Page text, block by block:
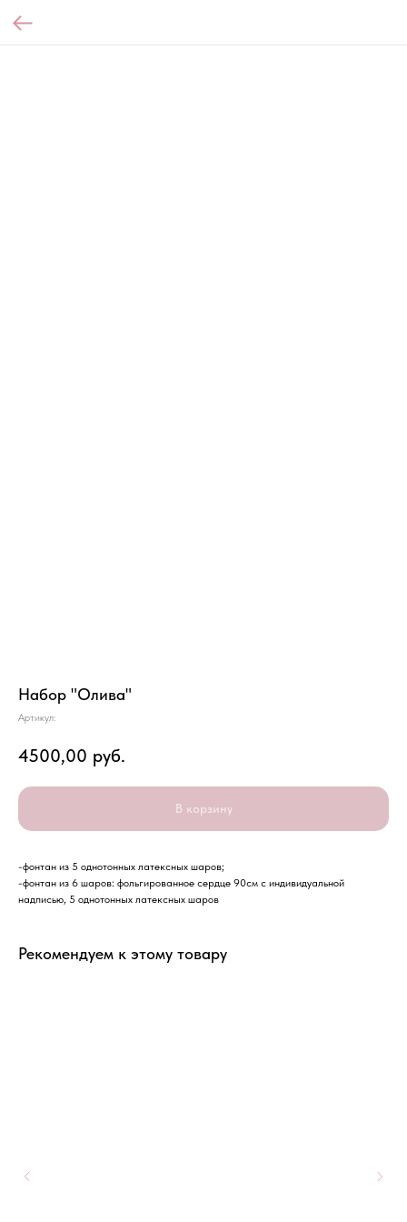
Набор "Олива"
Артикул:
4500,00 руб.
В корзину
-фонтан из 5 однотонных латексных шаров;
-фонтан из 6 шаров: фольгированное сердце 90см с индивидуальной
надписью, 5 однотонных латексных шаров
Рекомендуем к этому товару